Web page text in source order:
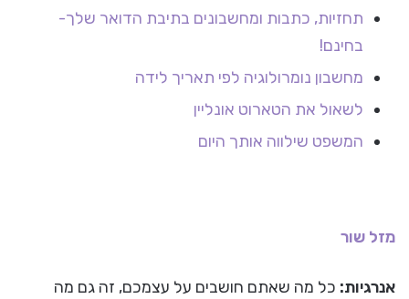
תחזיות, כתבות ומחשבונים בתיבת הדואר שלך-
בחינם!
מחשבון נומרולוגיה לפי תאריך לידה
לשאול את הטארוט אונליין
המשפט שילווה אותך היום
מזל שור
אנרגיות: כל מה שאתם חושבים על עצמכם, זה גם מה